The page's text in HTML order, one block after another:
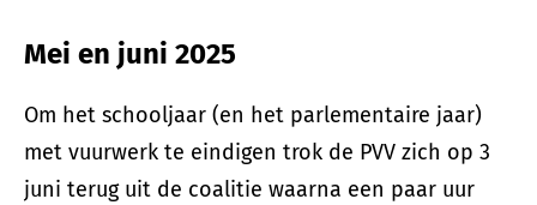
Mei en juni 2025
Om het schooljaar (en het parlementaire jaar)
met vuurwerk te eindigen trok de PVV zich op 3
juni terug uit de coalitie waarna een paar uur